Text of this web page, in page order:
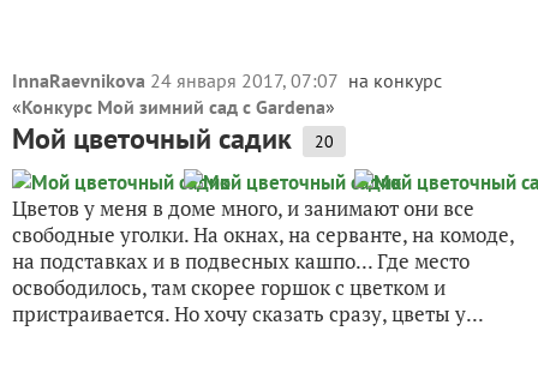
InnaRaevnikova 24 января 2017, 07:07 на конкурс
«Конкурс Мой зимний сад с Gardena»
Мой цветочный садик 20
Цветов у меня в доме много, и занимают они все
свободные уголки. На окнах, на серванте, на комоде,
на подставках и в подвесных кашпо... Где место
освободилось, там скорее горшок с цветком и
пристраивается. Но хочу сказать сразу, цветы у...